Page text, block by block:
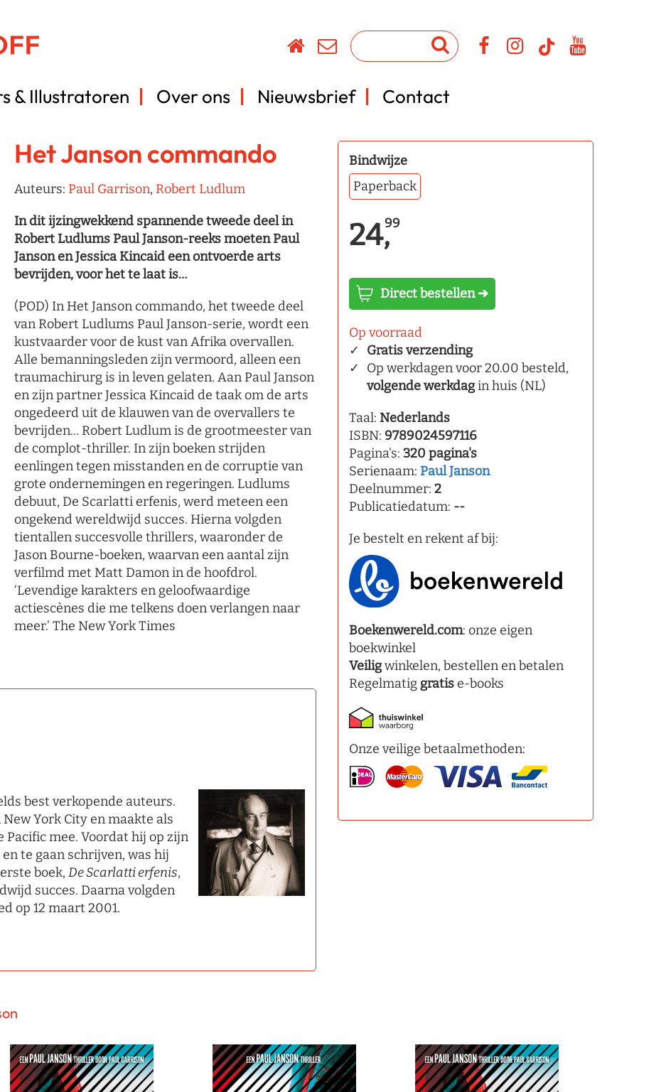
& Illustratoren Over ons Nieuwsbrief Contact
Het Janson commando
Auteurs: Paul Garrison, Robert Ludlum
In dit ijzingwekkend spannende tweede deel in
Robert Ludlums Paul Janson-reeks moeten Paul
Janson en Jessica Kincaid een ontvoerde arts
bevrijden, voor het te laat is…
(POD) In Het Janson commando, het tweede deel
van Robert Ludlums Paul Janson-serie, wordt een
kustvaarder voor de kust van Afrika overvallen.
Alle bemanningsleden zijn vermoord, alleen een
traumachirurg is in leven gelaten. Aan Paul Janson
en zijn partner Jessica Kincaid de taak om de arts
ongedeerd uit de klauwen van de overvallers te
bevrijden… Robert Ludlum is de grootmeester van
de complot-thriller. In zijn boeken strijden
eenlingen tegen misstanden en de corruptie van
grote ondernemingen en regeringen. Ludlums
debuut, De Scarlatti erfenis, werd meteen een
ongekend wereldwijd succes. Hierna volgden
tientallen succesvolle thrillers, waaronder de
Jason Bourne-boeken, waarvan een aantal zijn
verfilmd met Matt Damon in de hoofdrol.
‘Levendige karakters en geloofwaardige
actiescènes die me telkens doen verlangen naar
meer.’ The New York Times
best verkopende auteurs.
York City en maakte als
mee. Voordat hij op zijn
te gaan schrijven, was hij
boek, De Scarlatti erfenis,
succes. Daarna volgden
op 12 maart 2001.
Bindwijze
Paperback
24,99
Direct bestellen ➔
Op voorraad
Gratis verzending
Op werkdagen voor 20.00 besteld,
volgende werkdagin huis (NL)
Taal: Nederlands
ISBN: 9789024597116
Pagina's: 320 pagina's
Serienaam: Paul Janson
Deelnummer: 2
Publicatiedatum: --
Je bestelt en rekent af bij:
Boekenwereld.com: onze eigen
boekwinkel
Veiligwinkelen, bestellen en betalen
Regelmatig gratise-books
Onze veilige betaalmethoden: